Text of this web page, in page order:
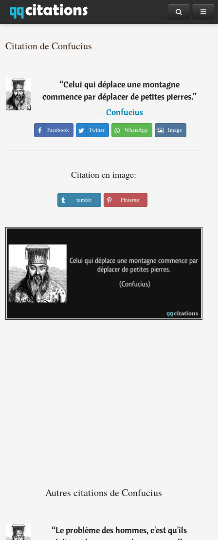
Citation de Confucius
“Celui qui déplace une montagne
commence par déplacer de petites pierres.”
―Confucius
Facebook Twitter WhatsApp Image
Citation en image:
tumblr Pinterest
Autres citations de Confucius
“Le problème des hommes, c'est qu'ils